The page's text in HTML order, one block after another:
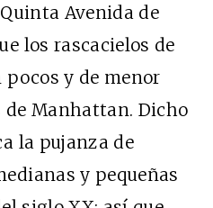
Avenida de
los rascacielos de
y de menor
de Manhattan. Dicho
la pujanza de
y pequeñas